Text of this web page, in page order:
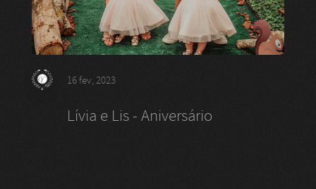
16 fev, 2023
Lívia e Lis - Aniversário